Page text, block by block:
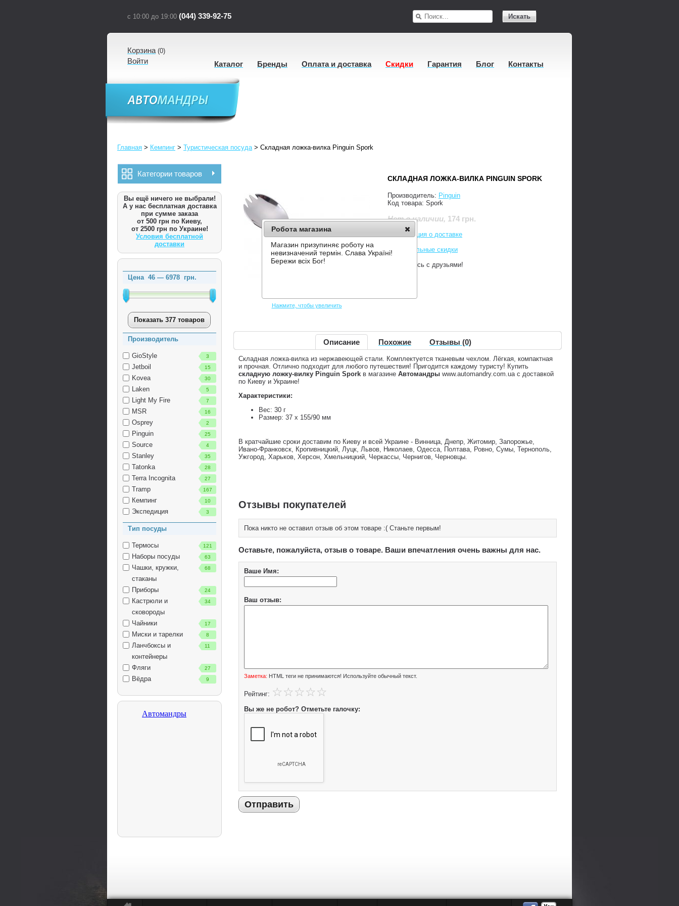
с 10:00 до 19:00 (044) 339-92-75 Искать
Корзина(0)
Войти Каталог Бренды Оплата и доставка Скидки Гарантия Блог Контакты
Главная > Кемпинг > Туристическая посуда > Складная ложка-вилка Pinguin Spork
Категории товаров
Вы ещё ничего не выбрали!
А у нас бесплатная доставка
при сумме заказа
от 500 грн по Киеву,
от 2500 грн по Украине!
Условия бесплатной
доставки
Цена 46 — 6978 грн.
Показать 377 товаров
Производитель
GioStyle 3
Jetboil 15
Kovea 30
Laken 5
Light My Fire 7
MSR 16
Osprey 2
Pinguin 25
Source 4
Stanley 35
Tatonka 28
Terra Incognita 27
Tramp 167
Кемпинг 10
Экспедиция 3
Тип посуды
Термосы 121
Наборы посуды 63
Чашки, кружки,
стаканы
68
Приборы 24
Кастрюли и
сковороды
34
Чайники 17
Миски и тарелки 8
Ланчбоксы и
контейнеры
11
Фляги 27
Вёдра 9
Нажмите, чтобы увеличить
СКЛАДНАЯ ЛОЖКА-ВИЛКА PINGUIN SPORK
Производитель: Pinguin
Код товара: Spork
Нет в наличии, 174 грн.
Информация о доставке
Накопительные скидки
Поделитесь с друзьями!
Описание Похожие Отзывы (0)
Складная ложка-вилка из нержавеющей стали. Комплектуется тканевым чехлом. Лёгкая, компактная
и прочная. Отлично подходит для любого путешествия! Пригодится каждому туристу! Купить
складную ложку-вилку Pinguin Spork в магазине Автомандры www.automandry.com.ua с доставкой
по Киеву и Украине!
Характеристики:
Вес: 30 г
Размер: 37 х 155/90 мм
В кратчайшие сроки доставим по Киеву и всей Украине - Винница, Днепр, Житомир, Запорожье,
Ивано-Франковск, Кропивницкий, Луцк, Львов, Николаев, Одесса, Полтава, Ровно, Сумы, Тернополь,
Ужгород, Харьков, Херсон, Хмельницкий, Черкассы, Чернигов, Черновцы.
Отзывы покупателей
Пока никто не оставил отзыв об этом товаре :( Станьте первым!
Оставьте, пожалуйста, отзыв о товаре. Ваши впечатления очень важны для нас.
Ваше Имя:
Ваш отзыв:
Заметка: HTML теги не принимаются! Используйте обычный текст.
Рейтинг:
Вы же не робот? Отметьте галочку:
Отправить
Робота магазина
Магазин призупиняє роботу на
невизначений термін. Слава Україні!
Бережи всіх Бог!